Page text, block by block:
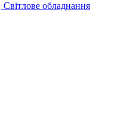
Світлове обладнання